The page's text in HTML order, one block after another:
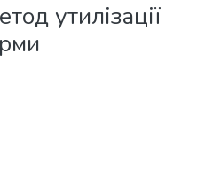
утилізації